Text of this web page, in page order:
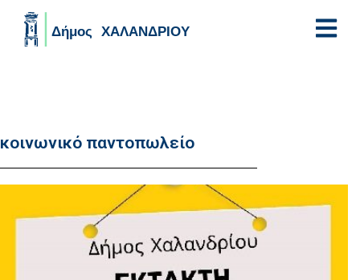
κοινωνικό παντοπωλείο